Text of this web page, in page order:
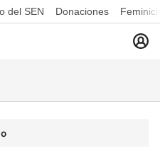
del SEN Donaciones